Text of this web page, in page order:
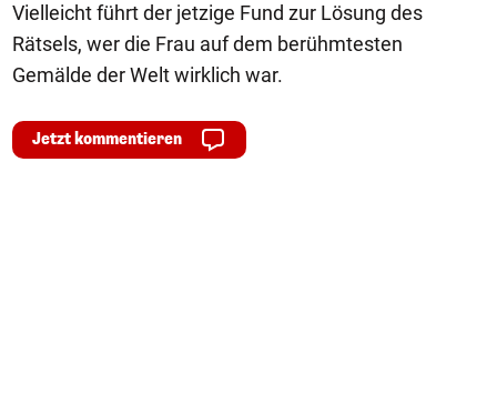
Vielleicht führt der jetzige Fund zur Lösung des
Rätsels, wer die Frau auf dem berühmtesten
Gemälde der Welt wirklich war.
Jetzt kommentieren